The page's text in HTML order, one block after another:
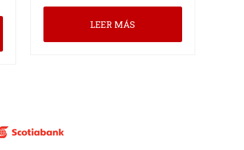
LEER MÁS